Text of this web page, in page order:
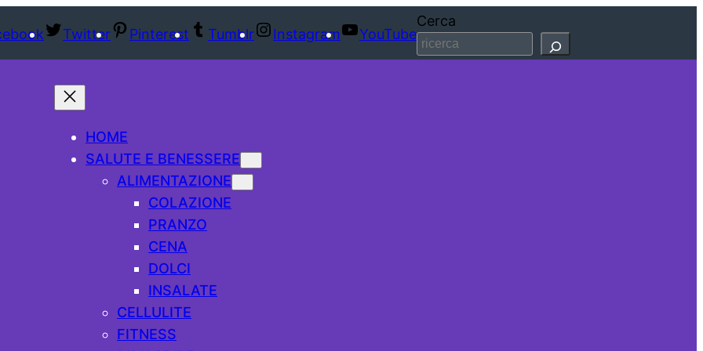
Twitter Pinterest Tumblr Instagram YouTube
Cerca
HOME
SALUTE E BENESSERE
ALIMENTAZIONE
COLAZIONE
PRANZO
CENA
DOLCI
INSALATE
CELLULITE
FITNESS